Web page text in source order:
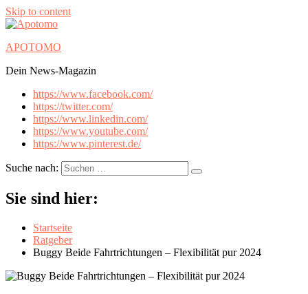
Skip to content
APOTOMO
Dein News-Magazin
https://www.facebook.com/
https://twitter.com/
https://www.linkedin.com/
https://www.youtube.com/
https://www.pinterest.de/
Suche nach:
Sie sind hier:
Startseite
Ratgeber
Buggy Beide Fahrtrichtungen – Flexibilität pur 2024